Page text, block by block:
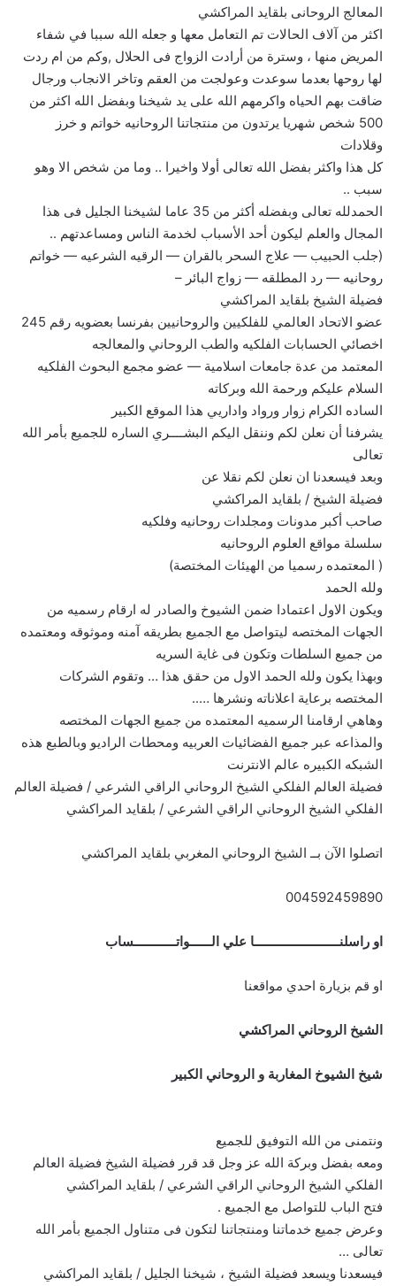
المعالج الروحانى بلقايد المراكشي
اكثر من آلاف الحالات تم التعامل معها و جعله الله سببا في شفاء
المريض منها ، وسترة من أرادت الزواج فى الحلال ,وكم من ام ردت
لها روحها بعدما سوعدت وعولجت من العقم وتاخر الانجاب ورجال
ضاقت بهم الحياه واكرمهم الله على يد شيخنا وبفضل الله اكثر من
500 شخص شهريا يرتدون من منتجاتنا الروحانيه خواتم و خرز
وقلادات
كل هذا واكثر بفضل الله تعالى أولا واخيرا .. وما من شخص الا وهو
سبب ..
الحمدلله تعالى وبفضله أكثر من 35 عاما لشيخنا الجليل فى هذا
المجال والعلم ليكون أحد الأسباب لخدمة الناس ومساعدتهم ..
(جلب الحبيب — علاج السحر بالقران — الرقيه الشرعيه — خواتم
روحانيه — رد المطلقه — زواج البائر –
فضيلة الشيخ بلقايد المراكشي
عضو الاتحاد العالمي للفلكيين والروحانيين بفرنسا بعضويه رقم 245
اخصائي الحسابات الفلكيه والطب الروحاني والمعالجه
المعتمد من عدة جامعات اسلامية — عضو مجمع البحوث الفلكيه
السلام عليكم ورحمة الله وبركاته
الساده الكرام زوار ورواد واداريي هذا الموقع الكبير
يشرفنا أن نعلن لكم وننقل اليكم البشــــري الساره للجميع بأمر الله
تعالى
وبعد فيسعدنا ان نعلن لكم نقلا عن
فضيلة الشيخ / بلقايد المراكشي
صاحب أكبر مدونات ومجلدات روحانيه وفلكيه
سلسلة مواقع العلوم الروحانيه
( المعتمده رسميا من الهيئات المختصة)
ولله الحمد
ويكون الاول اعتمادا ضمن الشيوخ والصادر له ارقام رسميه من
الجهات المختصه ليتواصل مع الجميع بطريقه آمنه وموثوقه ومعتمده
من جميع السلطات وتكون فى غاية السريه
وبهذا يكون ولله الحمد الاول من حقق هذا … وتقوم الشركات
المختصه برعاية اعلاناته ونشرها …..
وهاهي ارقامنا الرسميه المعتمده من جميع الجهات المختصه
والمذاعه عبر جميع الفضائيات العربيه ومحطات الراديو وبالطبع هذه
الشبكه الكبيره عالم الانترنت
فضيلة العالم الفلكي الشيخ الروحاني الراقي الشرعي / فضيلة العالم
الفلكي الشيخ الروحاني الراقي الشرعي / بلقايد المراكشي
اتصلوا الآن بــ الشيخ الروحاني المغربي بلقايد المراكشي
004592459890
او راسلنــــــــــــــــــــــــا علي الــــــواتــــــــــــساب
او قم بزيارة احدي مواقعنا
الشيخ الروحاني المراكشي
شيخ الشيوخ المغاربة و الروحاني الكبير
ونتمنى من الله التوفيق للجميع
ومعه بفضل وبركة الله عز وجل قد قرر فضيلة الشيخ فضيلة العالم
الفلكي الشيخ الروحاني الراقي الشرعي / بلقايد المراكشي
فتح الباب للتواصل مع الجميع .
وعرض جميع خدماتنا ومنتجاتنا لتكون فى متناول الجميع بأمر الله
تعالى …
فيسعدنا ويسعد فضيلة الشيخ ، شيخنا الجليل / بلقايد المراكشي